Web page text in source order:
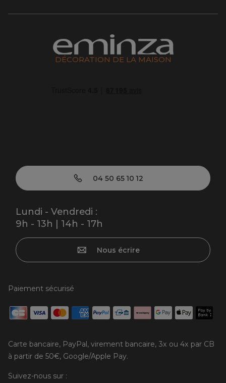
DÉCORATION DE LA MAISON
04 50 65 10 12
Lundi - Vendredi :
9h - 13h | 14h - 17h
Nous écrire
Paiement sécurisé
Carte bancaire, PayPal, virement bancaire, 3x ou 4x par CB
à partir de 50€, Google/Apple Pay.
Suivez-nous sur :